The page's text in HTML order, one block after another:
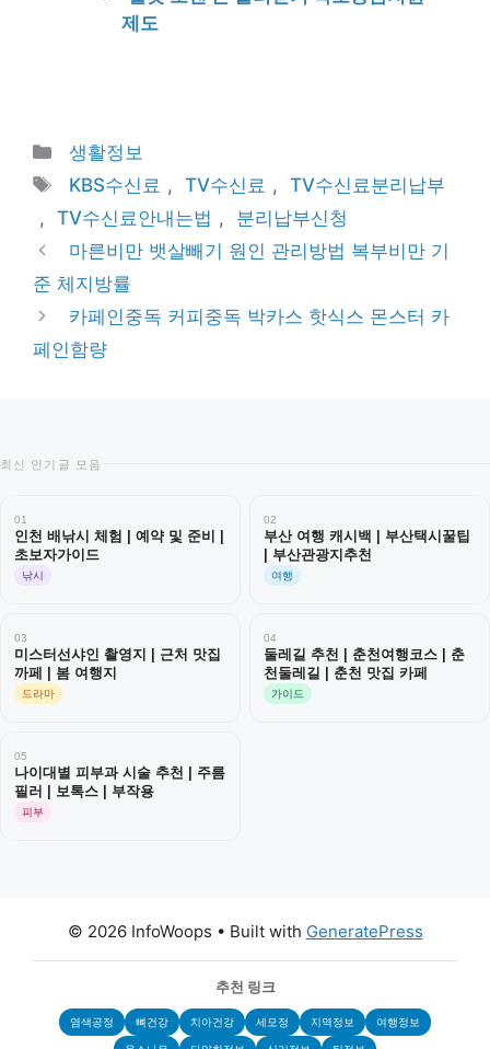
제도
Categories
생활정보
Tags
KBS수신료 , TV수신료 ,
TV수신료분리납부
, TV수신료안내는법 ,
분리납부신청
마른비만 뱃살빼기 원인 관리방법 복부비만 기
준 체지방률
카페인중독 커피중독 박카스 핫식스 몬스터 카
페인함량
최신 인기글 모음
01
인천 배낚시 체험 | 예약 및 준비 |
초보자가이드
낚시
02
부산 여행 캐시백 | 부산택시꿀팁
| 부산관광지추천
여행
03
미스터선샤인 촬영지 | 근처 맛집
까페 | 봄 여행지
드라마
04
둘레길 추천 | 춘천여행코스 | 춘
천둘레길 | 춘천 맛집 카페
가이드
05
나이대별 피부과 시술 추천 | 주름
필러 | 보톡스 | 부작용
피부
© 2026 InfoWoops • Built with GeneratePress
추천 링크
염색공정 뼈건강 치아건강 세모정 지역정보 여행정보